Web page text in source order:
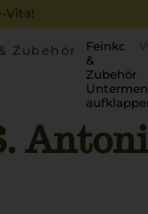
Vita!
Zubehör
Feinkost
&
Zubehör